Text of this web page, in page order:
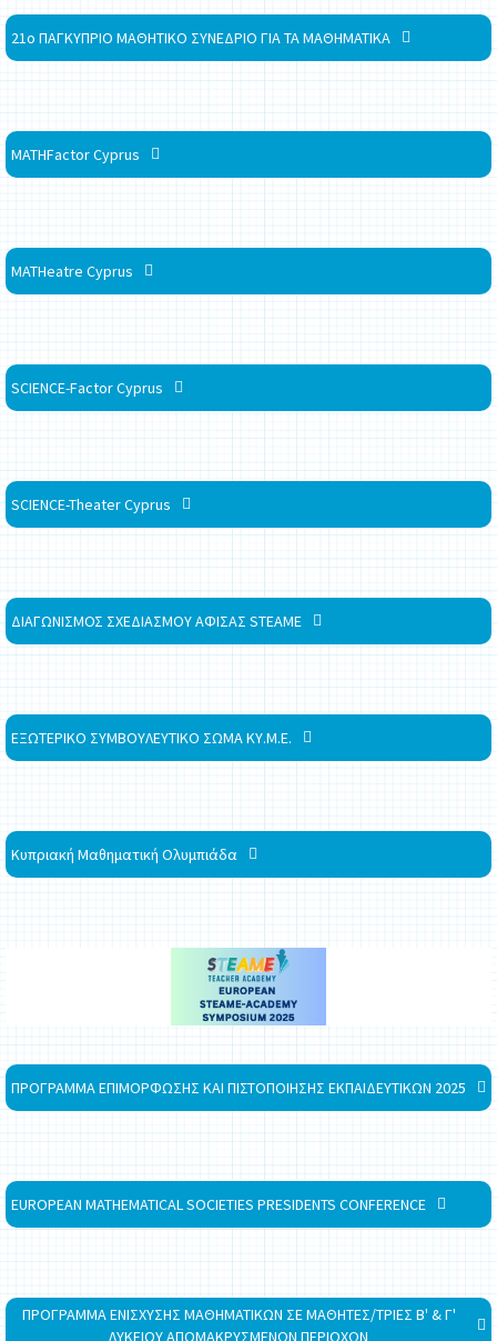
21ο ΠΑΓΚΥΠΡΙΟ ΜΑΘΗΤΙΚΟ ΣΥΝΕΔΡΙΟ ΓΙΑ ΤΑ ΜΑΘΗΜΑΤΙΚΑ
MATHFactor Cyprus
MATHeatre Cyprus
SCIENCE-Factor Cyprus
SCIENCE-Theater Cyprus
ΔΙΑΓΩΝΙΣΜΟΣ ΣΧΕΔΙΑΣΜΟΥ ΑΦΙΣΑΣ STEAME
ΕΞΩΤΕΡΙΚΟ ΣΥΜΒΟΥΛΕΥΤΙΚΟ ΣΩΜΑ ΚΥ.Μ.Ε.
Κυπριακή Μαθηματική Ολυμπιάδα
ΠΡΟΓΡΑΜΜΑ ΕΠΙΜΟΡΦΩΣΗΣ ΚΑΙ ΠΙΣΤΟΠΟΙΗΣΗΣ ΕΚΠΑΙΔΕΥΤΙΚΩΝ 2025
EUROPEAN MATHEMATICAL SOCIETIES PRESIDENTS CONFERENCE
ΠΡΟΓΡΑΜΜΑ ΕΝΙΣΧΥΣΗΣ ΜΑΘΗΜΑΤΙΚΩΝ ΣΕ ΜΑΘΗΤΕΣ/ΤΡΙΕΣ Β' & Γ'
ΛΥΚΕΙΟΥ ΑΠΟΜΑΚΡΥΣΜΕΝΩΝ ΠΕΡΙΟΧΩΝ